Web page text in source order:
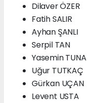
Dilaver ÖZER
Fatih SALIR
Ayhan ŞANLI
Serpil TAN
Yasemin TUNA
Uğur TUTKAÇ
Gürkan UÇAN
Levent USTA